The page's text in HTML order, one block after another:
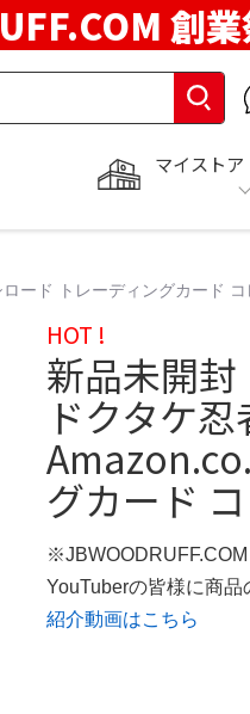
創
マイストア
ード トレーディングカード
HOT !
新品未開封
ドクタケ
グカード
YouTuberの皆様に商品
紹介動画はこちら